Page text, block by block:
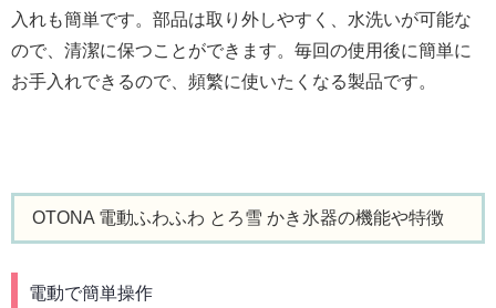
入れも簡単です。部品は取り外しやすく、水洗いが可能な
ので、清潔に保つことができます。毎回の使用後に簡単に
お手入れできるので、頻繁に使いたくなる製品です。
OTONA 電動ふわふわ とろ雪 かき氷器の機能や特徴
電動で簡単操作